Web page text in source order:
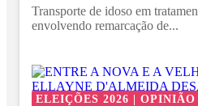
Transporte de idoso em
envolvendo remarcação de...
ELEIÇÕES 2026 | OPINIÃO